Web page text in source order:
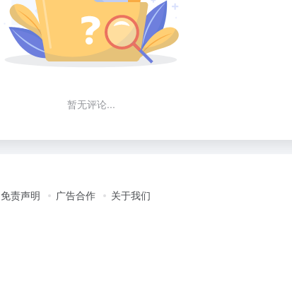
暂无评论...
免责声明 广告合作 关于我们